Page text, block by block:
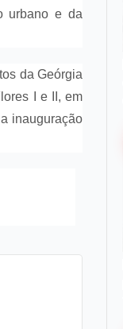
urbano e da
da Geórgia
I e II, em
inauguração